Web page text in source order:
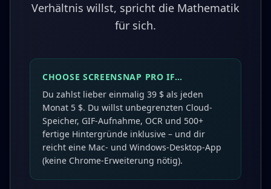
Verhältnis willst, spricht die Mathematik
für sich.
CHOOSE SCREENSNAP PRO IF…
Du zahlst lieber einmalig 39 $ als jeden
Monat 5 $. Du willst unbegrenzten Cloud-
Speicher, GIF-Aufnahme, OCR und 500+
fertige Hintergründe inklusive – und dir
reicht eine Mac- und Windows-Desktop-App
(keine Chrome-Erweiterung nötig).